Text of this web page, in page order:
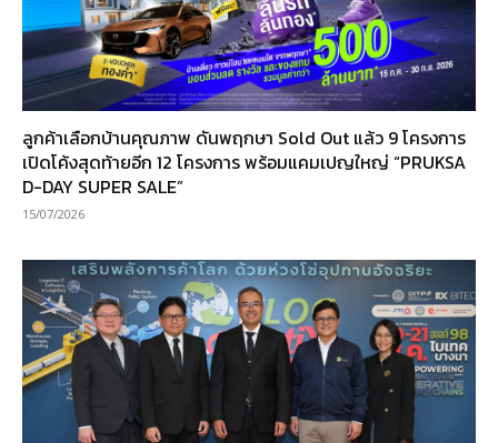
ลูกค้าเลือกบ้านคุณภาพ ดันพฤกษา Sold Out แล้ว 9 โครงการ
เปิดโค้งสุดท้ายอีก 12 โครงการ พร้อมแคมเปญใหญ่ “PRUKSA
D-DAY SUPER SALE”
15/07/2026